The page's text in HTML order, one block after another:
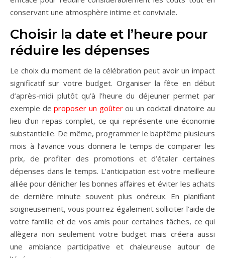
conservant une atmosphère intime et conviviale.
Choisir la date et l’heure pour
réduire les dépenses
Le choix du moment de la célébration peut avoir un impact
significatif sur votre budget. Organiser la fête en début
d’après-midi plutôt qu’à l’heure du déjeuner permet par
exemple deproposer un goûterou un cocktail dinatoire au
lieu d’un repas complet, ce qui représente une économie
substantielle. De même, programmer le baptême plusieurs
mois à l’avance vous donnera le temps de comparer les
prix, de profiter des promotions et d’étaler certaines
dépenses dans le temps. L’anticipation est votre meilleure
alliée pour dénicher les bonnes affaires et éviter les achats
de dernière minute souvent plus onéreux. En planifiant
soigneusement, vous pourrez également solliciter l’aide de
votre famille et de vos amis pour certaines tâches, ce qui
allègera non seulement votre budget mais créera aussi
une ambiance participative et chaleureuse autour de